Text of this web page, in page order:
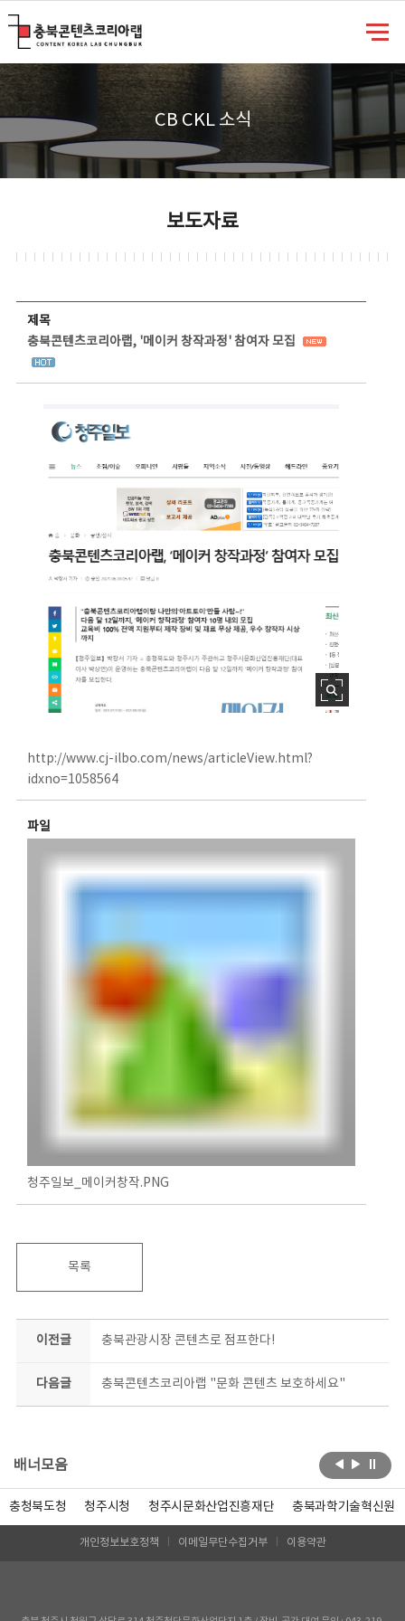
CB CKL 소식
보도자료
제목
충북콘텐츠코리아랩, '메이커 창작과정' 참여자 모집
http://www.cj-ilbo.com/news/articleView.html?
idxno=1058564
파일
청주일보_메이커창작.PNG
목록
이전글 충북관광시장 콘텐츠로 점프한다!
다음글 충북콘텐츠코리아랩 "문화 콘텐츠 보호하세요"
배너모음
충청북도청 청주시청 청주시문화산업진흥재단 충북과학기술혁신원
개인정보보호정책 이메일무단수집거부 이용약관